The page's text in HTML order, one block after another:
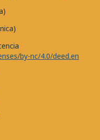
by-nc/4.0/deed.en